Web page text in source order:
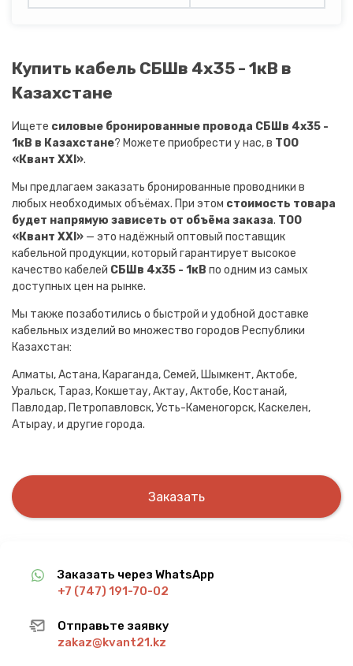
Купить кабель СБШв 4х35 - 1кВ в
Казахстане
Ищете силовые бронированные провода СБШв 4х35 -
1кВ в Казахстане? Можете приобрести у нас, в ТОО
«Квант XXI».
Мы предлагаем заказать бронированные проводники в
любых необходимых объёмах. При этом стоимость товара
будет напрямую зависеть от объёма заказа. ТОО
«Квант XXI» — это надёжный оптовый поставщик
кабельной продукции, который гарантирует высокое
качество кабелей СБШв 4х35 - 1кВ по одним из самых
доступных цен на рынке.
Мы также позаботились о быстрой и удобной доставке
кабельных изделий во множество городов Республики
Казахстан:
Алматы, Астана, Караганда, Семей, Шымкент, Актобе,
Уральск, Тараз, Кокшетау, Актау, Актобе, Костанай,
Павлодар, Петропавловск, Усть-Каменогорск, Каскелен,
Атырау, и другие города.
Заказать
Заказать через WhatsApp
+7 (747) 191-70-02
Отправьте заявку
zakaz@kvant21.kz